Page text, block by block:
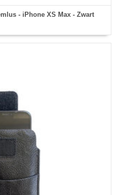
- iPhone XS Max - Zwart